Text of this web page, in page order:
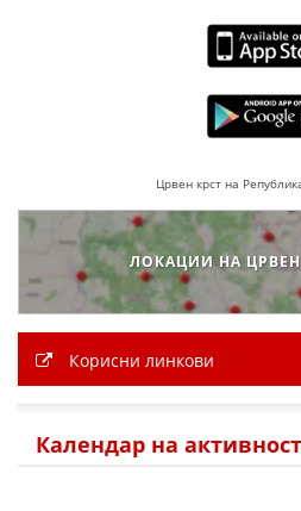
Црвен крст на
ЛОКАЦИИ НА
Корисни линкови
Календар на